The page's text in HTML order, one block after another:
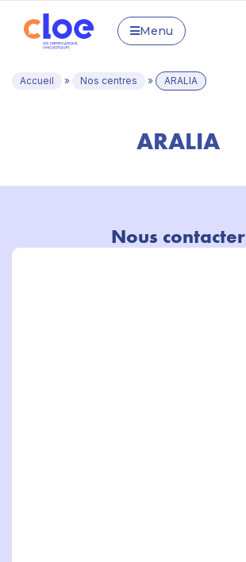
Menu
Accueil » Nos centres » ARALIA
ARALIA
Nous contacter